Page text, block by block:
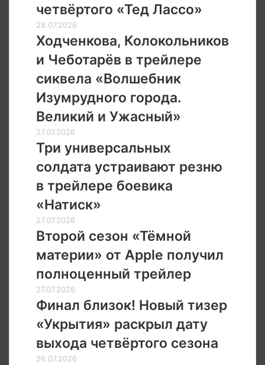
безумие
четвёртого
«Тед
Лассо»
четвёртого «Тед Лассо»
Ходченкова,
Колокольников
Чеботарёв
в
трейлере
сиквела
«Волшебник
Изумрудного
города.
Великий
Ужасный»
28.07.2026
Ходченкова, Колокольников
и Чеботарёв в трейлере
сиквела «Волшебник
Изумрудного города.
Великий и Ужасный»
Три
универсальных
солдата
устраивают
резню
в
трейлере
боевика
«Натиск»
27.07.2026
Три универсальных
солдата устраивают резню
в трейлере боевика
«Натиск»
Второй
сезон
«Тёмной
материи»
от
Apple
получил
полноценный
трейлер
27.07.2026
Второй сезон «Тёмной
материи» от Apple получил
полноценный трейлер
Финал
близок!
Новый
тизер
«Укрытия»
раскрыл
27.07.2026
Финал близок! Новый тизер
«Укрытия» раскрыл дату
выхода четвёртого сезона
Не
26.07.2026